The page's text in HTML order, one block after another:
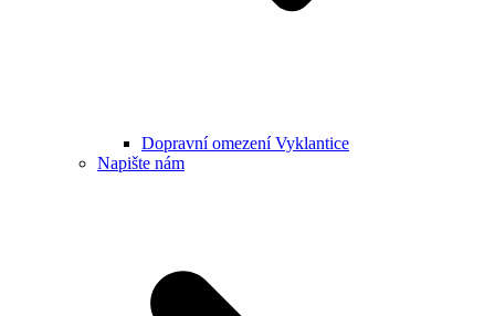
Dopravní omezení Vyklantice
Napište nám